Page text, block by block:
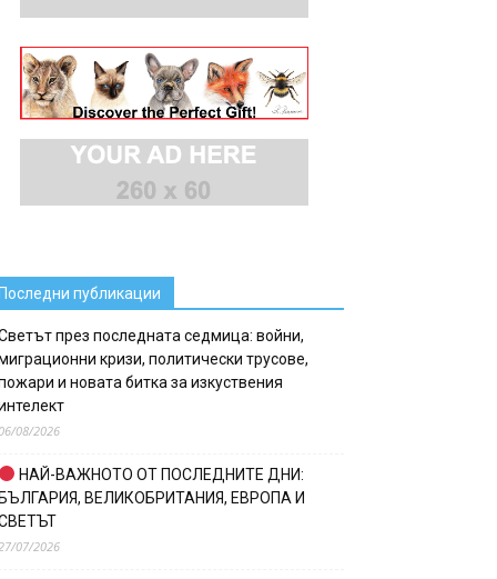
публикации
през последната седмица: войни,
кризи, политически трусове,
и новата битка за изкуствения
08/2026
НАЙ-ВАЖНОТО ОТ ПОСЛЕДНИТЕ ДНИ:
ВЕЛИКОБРИТАНИЯ, ЕВРОПА И
07/2026